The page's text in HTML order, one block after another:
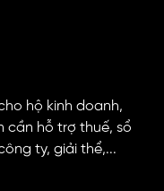
hộ kinh doanh,
cần hỗ trợ thuế, sổ
ty, giải thể,...